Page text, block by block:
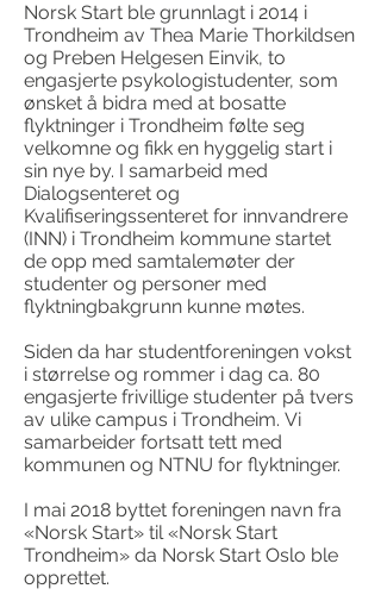
Norsk Start ble grunnlagt i 2014 i
Trondheim av Thea Marie Thorkildsen
og Preben Helgesen Einvik, to
engasjerte psykologistudenter, som
ønsket å bidra med at bosatte
flyktninger i Trondheim følte seg
velkomne og fikk en hyggelig start i
sin nye by. I samarbeid med
Dialogsenteret og
Kvalifiseringssenteret for innvandrere
(INN) i Trondheim kommune startet
de opp med samtalemøter der
studenter og personer med
flyktningbakgrunn kunne møtes.
Siden da har studentforeningen vokst
i størrelse og rommer i dag ca. 80
engasjerte frivillige studenter på tvers
av ulike campus i Trondheim. Vi
samarbeider fortsatt tett med
kommunen og NTNU for flyktninger.
I mai 2018 byttet foreningen navn fra
«Norsk Start» til «Norsk Start
Trondheim» da Norsk Start Oslo ble
opprettet.